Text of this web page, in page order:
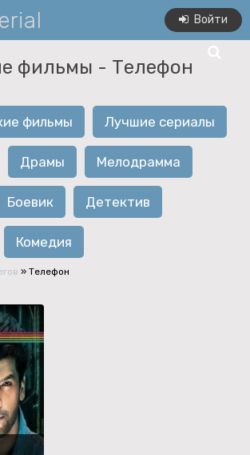
Войти
фильмы - Телефон
фильмы Лучшие сериалы
Драмы Мелодрамма
Боевик Детектив
Комедия
» Телефон